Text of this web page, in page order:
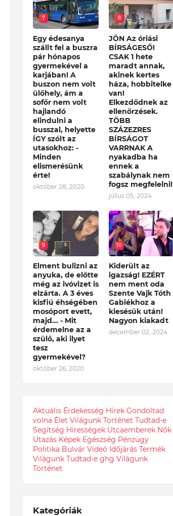
7
Egy édesanya
szállt fel a buszra
pár hónapos
gyermekével a
karjában! A
buszon nem volt
ülőhely, ám a
sofőr nem volt
hajlandó
elindulni a
busszal, helyette
ÍGY szólt az
utasokhoz: -
Minden
elismerésünk
érte!
október 28, 2020
8
JÖN Az óriási
BÍRSÁGESŐ!
CSAK 1 hete
maradt annak,
akinek kertes
háza, hobbitelke
van!
Elkezdődnek az
ellenőrzések.
TÖBB
SZÁZEZRES
BÍRSÁGOT
VARRNAK A
nyakadba ha
ennek a
szabálynak nem
fogsz megfelelni!
július 05, 2024
9
Elment bulizni az
anyuka, de előtte
még az ivóvizet is
elzárta. A 3 éves
kisfiú éhségében
mosóport evett,
majd... - Mit
érdemelne az a
szülő, aki ilyet
tesz
gyermekével?
október 26, 2020
10
Kiderült az
igazság! EZÉRT
nem ment oda
Szente Vajk Tóth
Gabiékhoz a
kiesésük után!
Nagyon kiakadt
december 02, 2024
Aktuális Érdekesség Hírek Gondoltad
volna Élet Világunk Történet Tudtad-e
Segítség Hírességek Utcaemberek Nők
Utazás Képek Egészség Pénzügy
Politika Bulvár Videó Időjárás Termék
Világunk Tudtad-e ghg Világunk
Történet
Kategóriák